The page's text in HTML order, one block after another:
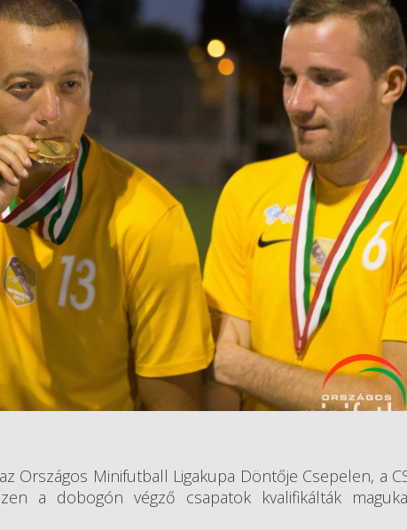
Országos Minifutball Ligakupa Döntője Csepelen, a
a dobogón végző csapatok kvalifikálták